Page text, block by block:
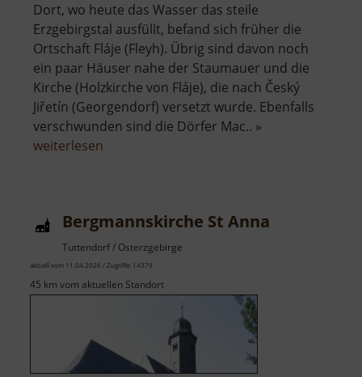
Dort, wo heute das Wasser das steile
Erzgebirgstal ausfüllt, befand sich früher die
Ortschaft Fláje (Fleyh). Übrig sind davon noch
ein paar Häuser nahe der Staumauer und die
Kirche (Holzkirche von Fláje), die nach Český
Jiřetín (Georgendorf) versetzt wurde. Ebenfalls
verschwunden sind die Dörfer Mac.. »
weiterlesen
Bergmannskirche St Anna
Tuttendorf / Osterzgebirge
aktuell vom 11.04.2026 / Zugriffe: 14379
45 km vom aktuellen Standort